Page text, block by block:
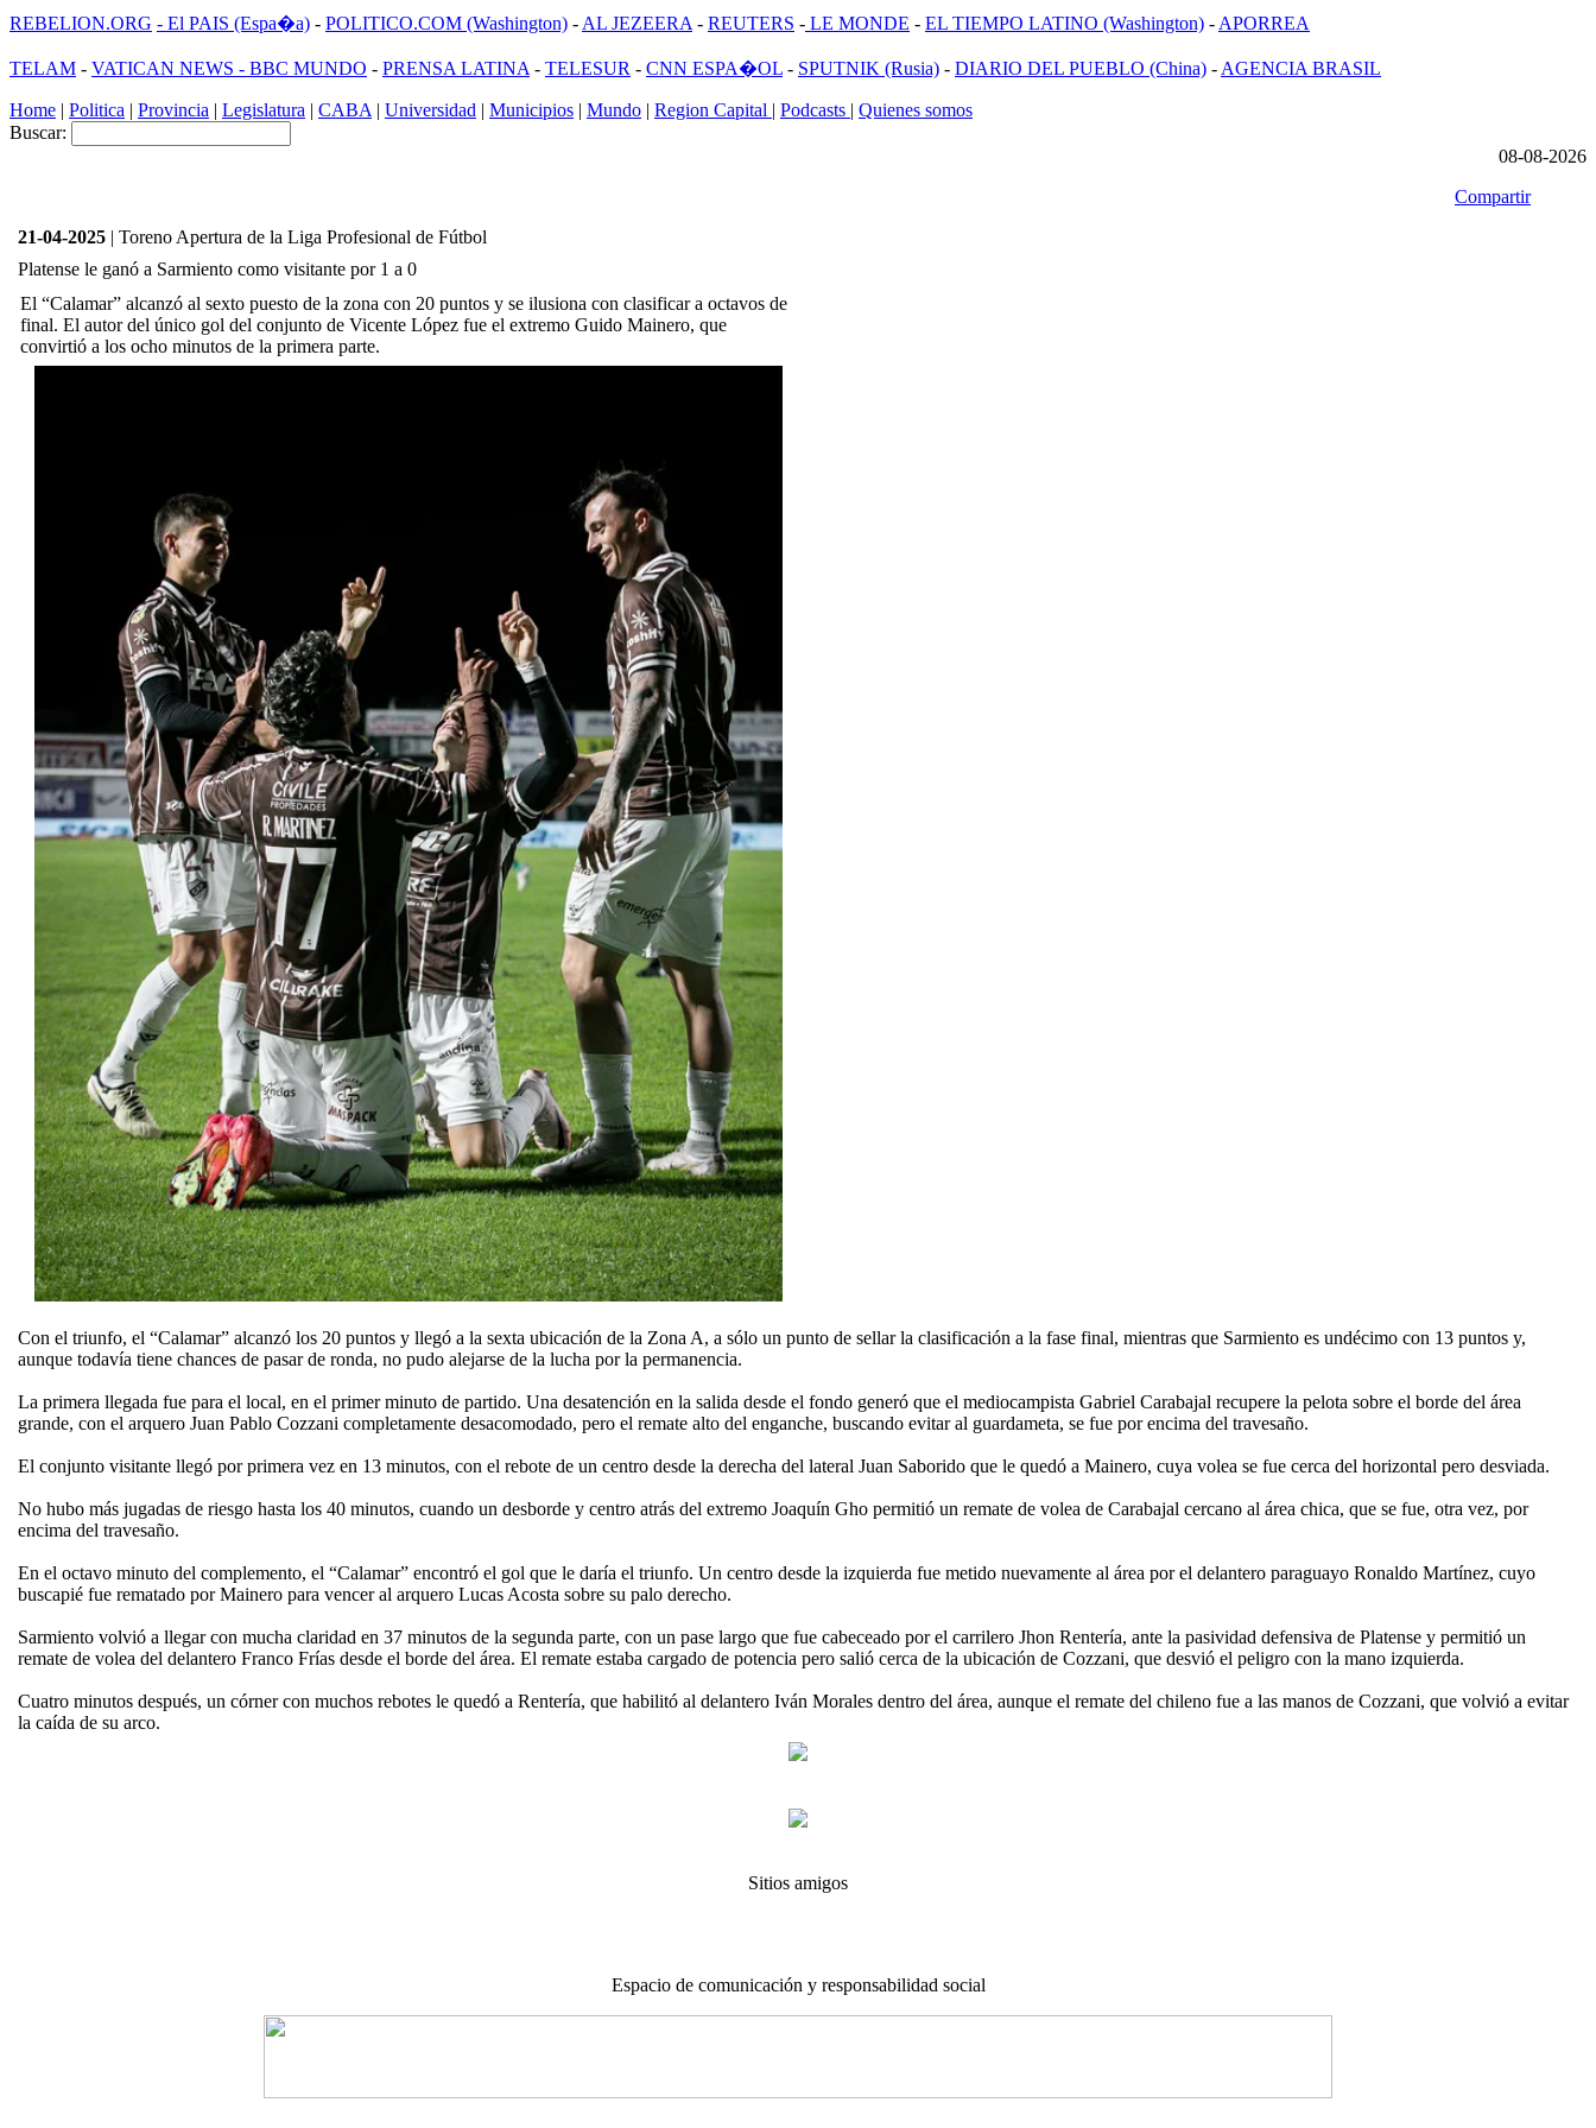
REBELION.ORG - El PAIS (Espa�a) - POLITICO.COM (Washington) - AL JEZEERA - REUTERS - LE MONDE - EL TIEMPO LATINO (Washington) - APORREA
TELAM - VATICAN NEWS - BBC MUNDO - PRENSA LATINA - TELESUR - CNN ESPA�OL - SPUTNIK (Rusia) - DIARIO DEL PUEBLO (China) - AGENCIA BRASIL
Home | Politica | Provincia | Legislatura | CABA | Universidad | Municipios | Mundo | Region Capital | Podcasts | Quienes somos
Buscar:
08-08-2026
Compartir
21-04-2025 | Toreno Apertura de la Liga Profesional de Fútbol
Platense le ganó a Sarmiento como visitante por 1 a 0
El “Calamar” alcanzó al sexto puesto de la zona con 20 puntos y se ilusiona con clasificar a octavos de
final. El autor del único gol del conjunto de Vicente López fue el extremo Guido Mainero, que
convirtió a los ocho minutos de la primera parte.
Con el triunfo, el “Calamar” alcanzó los 20 puntos y llegó a la sexta ubicación de la Zona A, a sólo un punto de sellar la clasificación a la fase final, mientras que Sarmiento es undécimo con 13 puntos y,
aunque todavía tiene chances de pasar de ronda, no pudo alejarse de la lucha por la permanencia.
La primera llegada fue para el local, en el primer minuto de partido. Una desatención en la salida desde el fondo generó que el mediocampista Gabriel Carabajal recupere la pelota sobre el borde del área
grande, con el arquero Juan Pablo Cozzani completamente desacomodado, pero el remate alto del enganche, buscando evitar al guardameta, se fue por encima del travesaño.
El conjunto visitante llegó por primera vez en 13 minutos, con el rebote de un centro desde la derecha del lateral Juan Saborido que le quedó a Mainero, cuya volea se fue cerca del horizontal pero desviada.
No hubo más jugadas de riesgo hasta los 40 minutos, cuando un desborde y centro atrás del extremo Joaquín Gho permitió un remate de volea de Carabajal cercano al área chica, que se fue, otra vez, por
encima del travesaño.
En el octavo minuto del complemento, el “Calamar” encontró el gol que le daría el triunfo. Un centro desde la izquierda fue metido nuevamente al área por el delantero paraguayo Ronaldo Martínez, cuyo
buscapié fue rematado por Mainero para vencer al arquero Lucas Acosta sobre su palo derecho.
Sarmiento volvió a llegar con mucha claridad en 37 minutos de la segunda parte, con un pase largo que fue cabeceado por el carrilero Jhon Rentería, ante la pasividad defensiva de Platense y permitió un
remate de volea del delantero Franco Frías desde el borde del área. El remate estaba cargado de potencia pero salió cerca de la ubicación de Cozzani, que desvió el peligro con la mano izquierda.
Cuatro minutos después, un córner con muchos rebotes le quedó a Rentería, que habilitó al delantero Iván Morales dentro del área, aunque el remate del chileno fue a las manos de Cozzani, que volvió a evitar
la caída de su arco.
Sitios amigos
Espacio de comunicación y responsabilidad social